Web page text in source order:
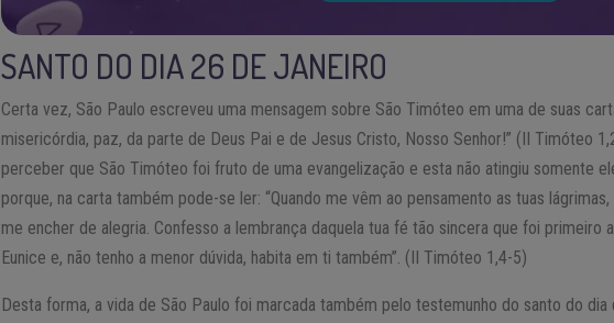
SANTO DO DIA 26 DE JANEIRO
Certa vez, São Paulo escreveu uma mensagem sobre São Timóteo em uma de suas
misericórdia, paz, da parte de Deus Pai e de Jesus Cristo, Nosso Senhor!” (II Timóteo
perceber que São Timóteo foi fruto de uma evangelização e esta não atingiu somente
porque, na carta também pode-se ler: “Quando me vêm ao pensamento as tuas
me encher de alegria. Confesso a lembrança daquela tua fé tão sincera que foi primeiro
Eunice e, não tenho a menor dúvida, habita em ti também”. (II Timóteo 1,4-5)
Desta forma, a vida de São Paulo foi marcada também pelo testemunho do santo do